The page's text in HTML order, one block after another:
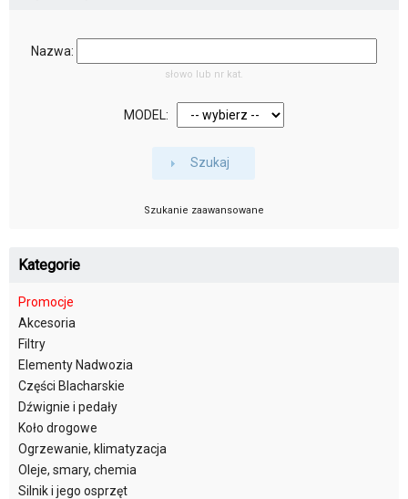
Nazwa:
słowo lub nr kat.
MODEL:
Szukaj
Szukanie zaawansowane
Kategorie
Promocje
Akcesoria
Filtry
Elementy Nadwozia
Części Blacharskie
Dźwignie i pedały
Koło drogowe
Ogrzewanie, klimatyzacja
Oleje, smary, chemia
Silnik i jego osprzęt